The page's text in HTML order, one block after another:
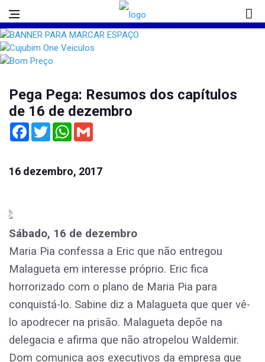
Pega Pega: Resumos dos capítulos
de 16 de dezembro
Facebook
TwitterWhatsApp
16 dezembro, 2017
Sábado, 16 de dezembro
Maria Pia confessa a Eric que não entregou
Malagueta em interesse próprio. Eric fica
horrorizado com o plano de Maria Pia para
conquistá-lo. Sabine diz a Malagueta que quer vê-
lo apodrecer na prisão. Malagueta depõe na
delegacia e afirma que não atropelou Waldemir.
Dom comunica aos executivos da empresa que